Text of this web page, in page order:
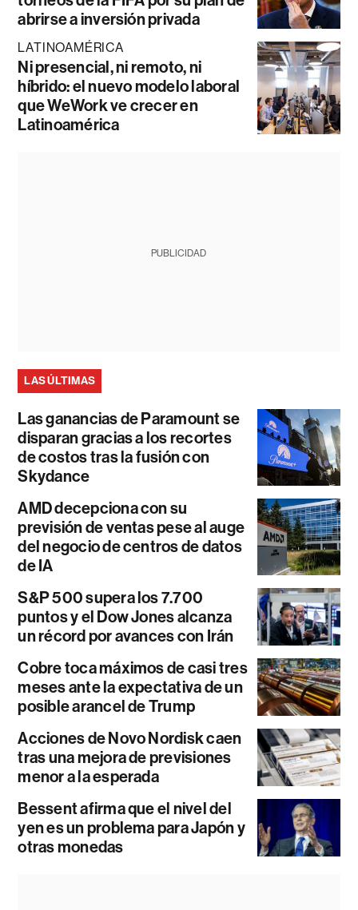
abrirse a inversión privada
LATINOAMÉRICA
Ni presencial, ni remoto, ni
híbrido: el nuevo modelo laboral
que WeWork ve crecer en
Latinoamérica
PUBLICIDAD
LAS ÚLTIMAS
Las ganancias de Paramount se
disparan gracias a los recortes
de costos tras la fusión con
Skydance
AMD decepciona con su
previsión de ventas pese al auge
del negocio de centros de datos
de IA
S&P 500 supera los 7.700
puntos y el Dow Jones alcanza
un récord por avances con Irán
Cobre toca máximos de casi tres
meses ante la expectativa de un
posible arancel de Trump
Acciones de Novo Nordisk caen
tras una mejora de previsiones
menor a la esperada
Bessent afirma que el nivel del
yen es un problema para Japón y
otras monedas